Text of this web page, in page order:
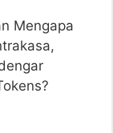
Mengapa